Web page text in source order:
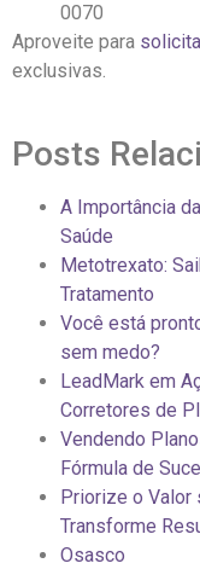
0070
Aproveite para
exclusivas.
Posts
A Importância
Saúde
Metotrexato:
Tratamento
Você está
sem medo?
LeadMark em
Corretores de
Vendendo
Fórmula de
Priorize o Valor
Transforme
Osasco